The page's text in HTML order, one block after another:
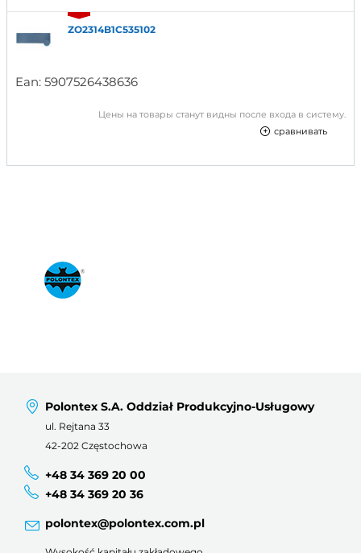
ZO2314B1C535102
Ean: 5907526438636
Цены на товары станут видны после входа в систему.
сравнивать
Polontex S.A. Oddział Produkcyjno-Usługowy
ul. Rejtana 33
42-202 Częstochowa
+48 34 369 20 00
+48 34 369 20 36
polontex@polontex.com.pl